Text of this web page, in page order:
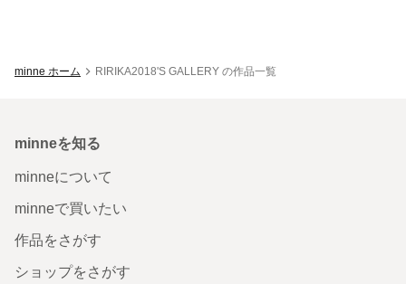
minne ホーム RIRIKA2018'S GALLERY の作品一覧
minneを知る
minneについて
minneで買いたい
作品をさがす
ショップをさがす